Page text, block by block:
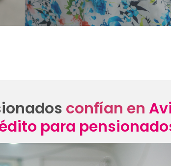
confían en
para